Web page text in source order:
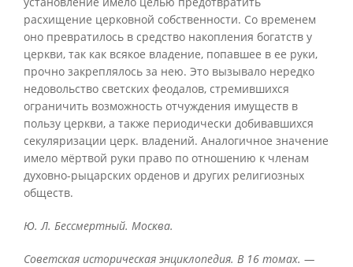
расхищение церковной собственности. Со временем
оно превратилось в средство накопления богатств у
церкви, так как всякое владение, попавшее в ее руки,
прочно закреплялось за нею. Это вызывало нередко
недовольство светских феодалов, стремившихся
ограничить возможность отчуждения имуществ в
пользу церкви, а также периодически добивавшихся
секуляризации церк. владений. Аналогичное значение
имело мёртвой руки право по отношению к членам
духовно-рыцарских орденов и других религиозных
обществ.
Ю. Л. Бессмертный. Москва.
Советская историческая энциклопедия. В 16 томах. —